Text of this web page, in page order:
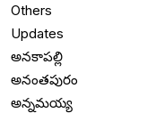
Others
Updates
అనకాపల్లి
అనంతపురం
అన్నమయ్య